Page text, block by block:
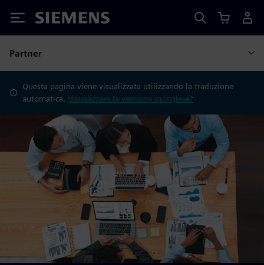
Siemens
Partner
Questa pagina viene visualizzata utilizzando la traduzione
automatica.Visualizzare la versione in inglese?